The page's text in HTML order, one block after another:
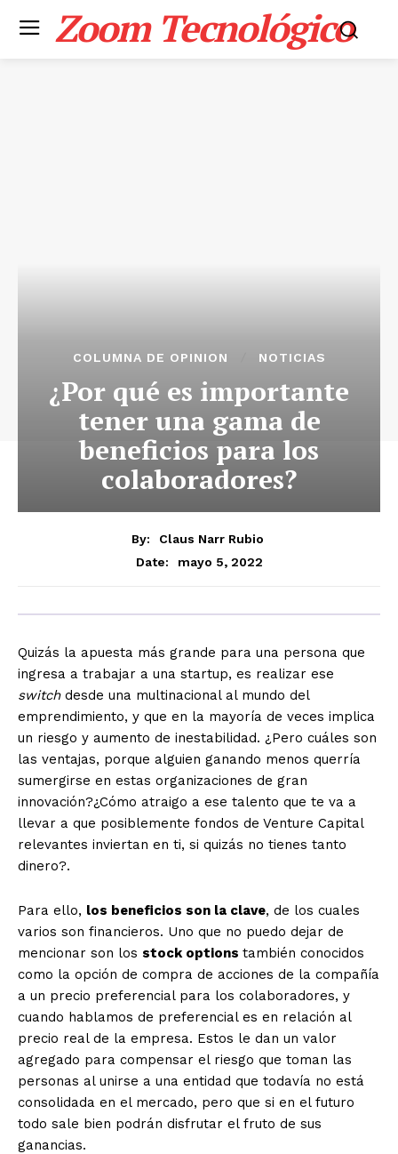
Zoom Tecnológico
COLUMNA DE OPINION NOTICIAS
¿Por qué es importante
tener una gama de
beneficios para los
colaboradores?
By:
Claus Narr Rubio
Date:
mayo 5, 2022
Quizás la apuesta más grande para una persona que
ingresa a trabajar a una startup, es realizar ese
switchdesde una multinacional al mundo del
emprendimiento, y que en la mayoría de veces implica
un riesgo y aumento de inestabilidad. ¿Pero cuáles son
las ventajas, porque alguien ganando menos querría
sumergirse en estas organizaciones de gran
innovación?¿Cómo atraigo a ese talento que te va a
llevar a que posiblemente fondos de Venture Capital
relevantes inviertan en ti, si quizás no tienes tanto
dinero?.
Para ello, los beneficios son la clave, de los cuales
varios son financieros. Uno que no puedo dejar de
mencionar son los stock options también conocidos
como la opción de compra de acciones de la compañía
a un precio preferencial para los colaboradores, y
cuando hablamos de preferencial es en relación al
precio real de la empresa. Estos le dan un valor
agregado para compensar el riesgo que toman las
personas al unirse a una entidad que todavía no está
consolidada en el mercado, pero que si en el futuro
todo sale bien podrán disfrutar el fruto de sus
ganancias.